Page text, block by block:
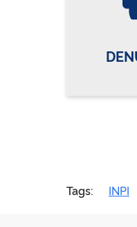
Tags: INPI